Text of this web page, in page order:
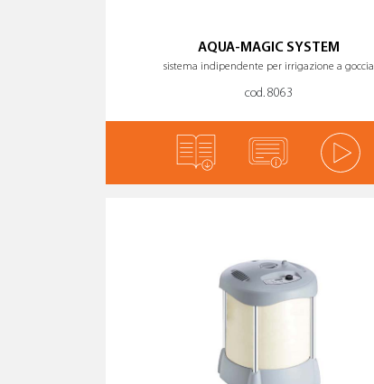
AQUA-MAGIC SYSTEM
sistema indipendente per irrigazione a goccia
cod. 8063